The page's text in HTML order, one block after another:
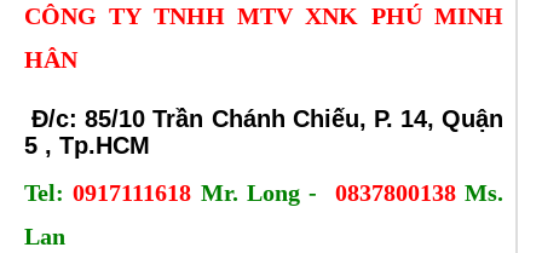
CÔNG TY TNHH MTV XNK PHÚ MINH
HÂN
Đ/c: 85/10 Trần Chánh Chiếu, P. 14, Quận
5 , Tp.HCM
Tel: 0917111618 Mr. Long - 0837800138Ms.
Lan